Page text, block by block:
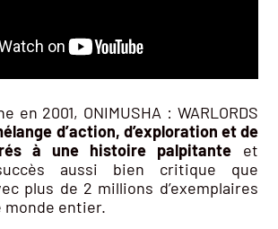
en 2001, ONIMUSHA : WARLORDS
d’action, d’exploration et de
à une histoire palpitante et
aussi bien critique que
plus de 2 millions d’exemplaires
monde entier.